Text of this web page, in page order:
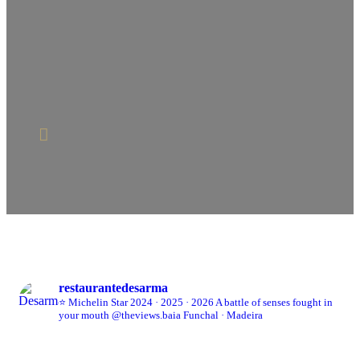
restaurantedesarma
⭐ Michelin Star 2024 · 2025 · 2026 A battle of senses fought in
your mouth @theviews.baia Funchal · Madeira